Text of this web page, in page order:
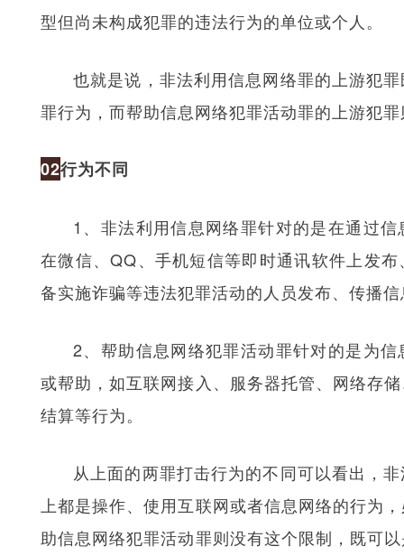
型但尚未构成犯罪的违法行为的单位或个人。
也就是说，非法利用信息网络罪的上游犯
罪行为，而帮助信息网络犯罪活动罪的上游犯
02行为不同
1、非法利用信息网络罪针对的是在通过
在微信、QQ、手机短信等即时通讯软件上发
备实施诈骗等违法犯罪活动的人员发布、传播
2、帮助信息网络犯罪活动罪针对的是为
或帮助，如互联网接入、服务器托管、网络存
结算等行为。
从上面的两罪打击行为的不同可以看出，
上都是操作、使用互联网或者信息网络的行为
助信息网络犯罪活动罪则没有这个限制，既可